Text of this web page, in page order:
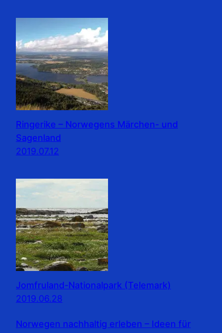
Ringerike – Norwegens Märchen- und
Sagenland
2019.07.12
Jomfruland-Nationalpark (Telemark)
2019.06.28
Norwegen nachhaltig erleben – Ideen für